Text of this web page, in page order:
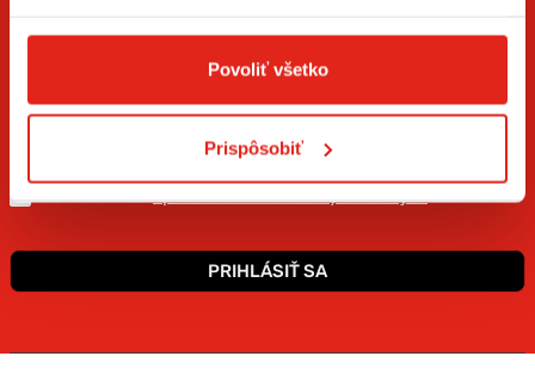
Povoliť všetko
Prispôsobiť
nainštalovať aj bez zásahu do elektroinštalácie, najmä ak použiješ
vhodné držiaky a zapojenie cez poistky alebo relé. Vždy
Prihláste sa na odber newslettera a buďte prvý, kto má
PRIHLÁSIŤ SA